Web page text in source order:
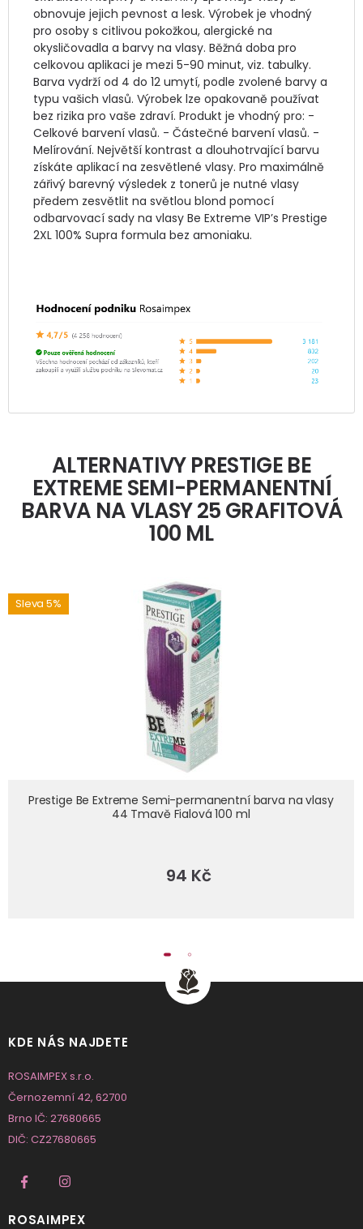
obnovuje jejich pevnost a lesk. Výrobek je vhodný
pro osoby s citlivou pokožkou, alergické na
okysličovadla a barvy na vlasy. Běžná doba pro
celkovou aplikaci je mezi 5-90 minut, viz. tabulky.
Barva vydrží od 4 do 12 umytí, podle zvolené barvy a
typu vašich vlasů. Výrobek lze opakovaně používat
bez rizika pro vaše zdraví. Produkt je vhodný pro: -
Celkové barvení vlasů. - Částečné barvení vlasů. -
Melírování. Největší kontrast a dlouhotrvající barvu
získáte aplikací na zesvětlené vlasy. Pro maximálně
zářivý barevný výsledek z tonerů je nutné vlasy
předem zesvětlit na světlou blond pomocí
odbarvovací sady na vlasy Be Extreme VIP’s Prestige
2XL 100% Supra formula bez amoniaku.
ALTERNATIVY PRESTIGE BE
EXTREME SEMI-PERMANENTNÍ
BARVA NA VLASY 25 GRAFITOVÁ
100 ML
Sleva 5%
tmave-fialova-100-ml
Prestige Be Extreme Semi-permanentní barva na vlasy
44 Tmavě Fialová 100 ml
94 Kč
KDE NÁS NAJDETE
ROSAIMPEX s.r.o.
Černozemní 42, 62700
Brno IČ: 27680665
DIČ: CZ27680665
ROSAIMPEX